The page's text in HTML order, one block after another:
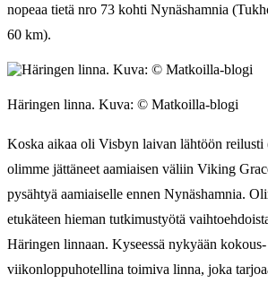
nopeaa tietä nro 73 kohti Nynäshamnia
60 km).
Häringen linna. Kuva: © Matkoilla-blogi
Koska aikaa oli Visbyn laivan lähtöön reilusti
olimme jättäneet aamiaisen väliin Viking
pysähtyä aamiaiselle ennen Nynäshamnia.
etukäteen hieman tutkimustyötä
Häringen linnaan. Kyseessä nykyään kokous-
viikonloppuhotellina toimiva linna, joka